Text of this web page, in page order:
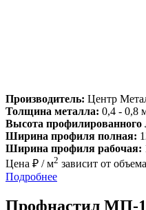
Производитель: Центр
Толщина металла: 0,4 - 0,8
Высота профилированного
Ширина профиля полная:
Ширина профиля рабочая:
Цена ₽ / м2 зависит от
Подробнее
Профнастил МП-